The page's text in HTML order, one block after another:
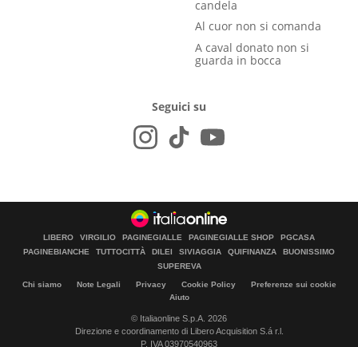
candela
Al cuor non si comanda
A caval donato non si
guarda in bocca
Seguici su
LIBERO VIRGILIO PAGINEGIALLE PAGINEGIALLE SHOP
PGCASA
PAGINEBIANCHE
TUTTOCITTÀ DILEI SIVIAGGIA QUIFINANZA
BUONISSIMO
SUPEREVA
Chi siamo Note Legali Privacy Cookie Policy
Preferenze sui cookie
Aiuto
© Italiaonline S.p.A. 2026
Direzione e coordinamento di Libero Acquisition S.á r.l.
P. IVA 03970540963